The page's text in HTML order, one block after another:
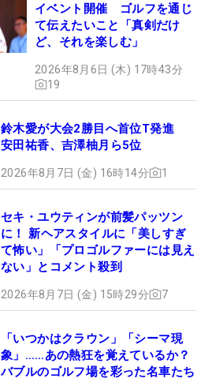
イベント開催 ゴルフを通じ
て伝えたいこと「真剣だけ
ど、それを楽しむ」
2026年8月6日 (木) 17時43分
19
鈴木愛が大会2勝目へ首位T発進
安田祐香、吉澤柚月ら5位
2026年8月7日 (金) 16時14分 1
セキ・ユウティンが前髪パッツン
に！ 新ヘアスタイルに「美しすぎ
て怖い」「プロゴルファーには見え
ない」とコメント殺到
2026年8月7日 (金) 15時29分 7
「いつかはクラウン」「シーマ現
象」……あの熱狂を覚えているか？
バブルのゴルフ場を彩った名車たち